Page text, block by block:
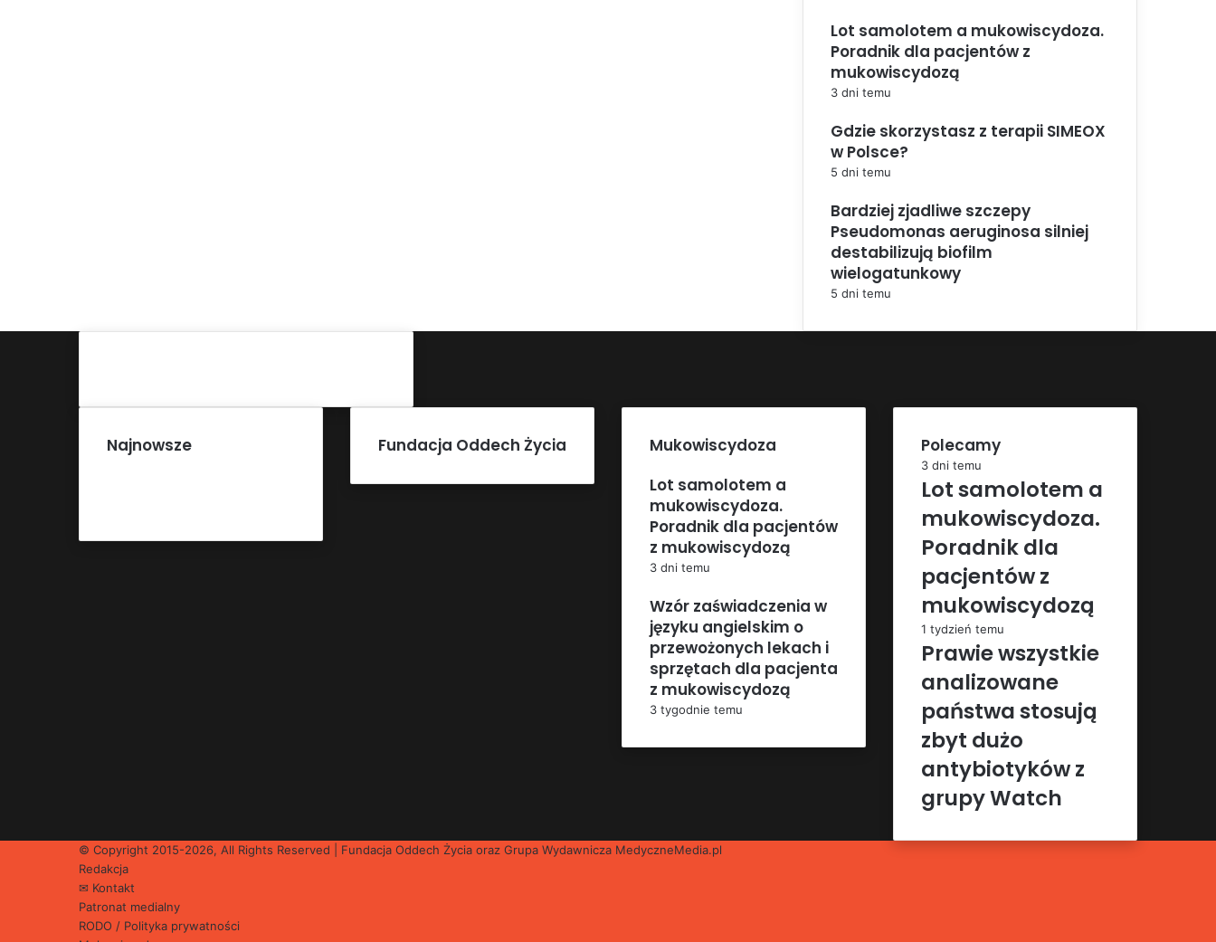
Lot samolotem a mukowiscydoza.
Poradnik dla pacjentów z
mukowiscydozą
3 dni temu
Gdzie skorzystasz z terapii SIMEOX
w Polsce?
5 dni temu
Bardziej zjadliwe szczepy
Pseudomonas aeruginosa silniej
destabilizują biofilm
wielogatunkowy
5 dni temu
Najnowsze Fundacja Oddech Życia
Mukowiscydoza
Lot samolotem a
mukowiscydoza.
Poradnik dla pacjentów
z mukowiscydozą
3 dni temu
Wzór zaświadczenia w
języku angielskim o
przewożonych lekach i
sprzętach dla pacjenta
z mukowiscydozą
3 tygodnie temu
Polecamy
3 dni temu
Lot samolotem a
mukowiscydoza.
Poradnik dla
pacjentów z
mukowiscydozą
1 tydzień temu
Prawie wszystkie
analizowane
państwa stosują
zbyt dużo
antybiotyków z
grupy Watch
© Copyright 2015-2026, All Rights Reserved | Fundacja Oddech Życia oraz Grupa Wydawnicza MedyczneMedia.pl
Redakcja
✉ Kontakt
Patronat medialny
RODO / Polityka prywatności